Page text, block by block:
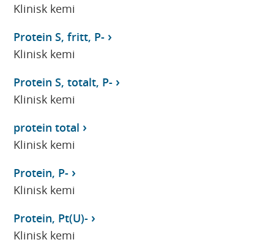
Klinisk kemi
Protein S, fritt, P-
Klinisk kemi
Protein S, totalt, P-
Klinisk kemi
protein total
Klinisk kemi
Protein, P-
Klinisk kemi
Protein, Pt(U)-
Klinisk kemi